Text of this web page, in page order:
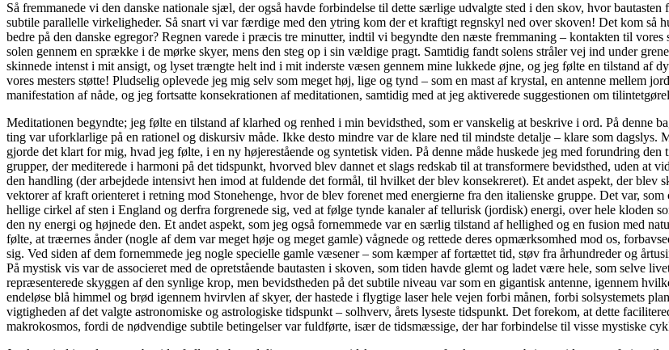
Så fremmanede vi den danske nationale sjæl, der også havde forbindelse til dette særlige udvalgte sted i den skov, hvor
subtile parallelle virkeligheder. Så snart vi var færdige med den ytring kom der et kraftigt regnskyl ned over skoven! Det kom så
bedre på den danske egregor? Regnen varede i præcis tre minutter, indtil vi begyndte den næste fremmaning – kontakten til
solen gennem en sprække i de mørke skyer, mens den steg op i sin vældige pragt. Samtidig fandt solens stråler vej ind under
skinnede intenst i mit ansigt, og lyset trængte helt ind i mit inderste væsen gennem mine lukkede øjne, og jeg følte en tilstand af
vores mesters støtte! Pludselig oplevede jeg mig selv som meget høj, lige og tynd – som en mast af krystal, en antenne mellem
manifestation af nåde, og jeg fortsatte konsekrationen af meditationen, samtidig med at jeg aktiverede suggestionen om
Meditationen begyndte; jeg følte en tilstand af klarhed og renhed i min bevidsthed, som er vanskelig at beskrive i ord. På denne
ting var uforklarlige på en rationel og diskursiv måde. Ikke desto mindre var de klare ned til mindste detalje – klare som
gjorde det klart for mig, hvad jeg følte, i en ny højerestående og syntetisk viden. På denne måde huskede jeg med forundring
grupper, der mediterede i harmoni på det tidspunkt, hvorved blev dannet et slags redskab til at transformere bevidsthed, uden at
den handling (der arbejdede intensivt hen imod at fuldende det formål, til hvilket der blev konsekreret). Et andet aspekt, der blev
vektorer af kraft orienteret i retning mod Stonehenge, hvor de blev forenet med energierne fra den italienske gruppe. Det var,
hellige cirkel af sten i England og derfra forgrenede sig, ved at følge tynde kanaler af tellurisk (jordisk) energi, over hele kloden
den ny energi og højnede den. Et andet aspekt, som jeg også fornemmede var en særlig tilstand af hellighed og en fusion med
følte, at træernes ånder (nogle af dem var meget høje og meget gamle) vågnede og rettede deres opmærksomhed mod os,
sig. Ved siden af dem fornemmede jeg nogle specielle gamle væsener – som kæmper af fortættet tid, støv fra århundreder og
På mystisk vis var de associeret med de opretstående bautasten i skoven, som tiden havde glemt og ladet være hele, som selve
repræsenterede skyggen af den synlige krop, men bevidstheden på det subtile niveau var som en gigantisk antenne, igennem
endeløse blå himmel og brød igennem hvirvlen af skyer, der hastede i flygtige laser hele vejen forbi månen, forbi solsystemets
vigtigheden af det valgte astronomiske og astrologiske tidspunkt – solhverv, årets lyseste tidspunkt. Det forekom, at dette
makrokosmos, fordi de nødvendige subtile betingelser var fuldførte, især de tidsmæssige, der har forbindelse til visse mystiske